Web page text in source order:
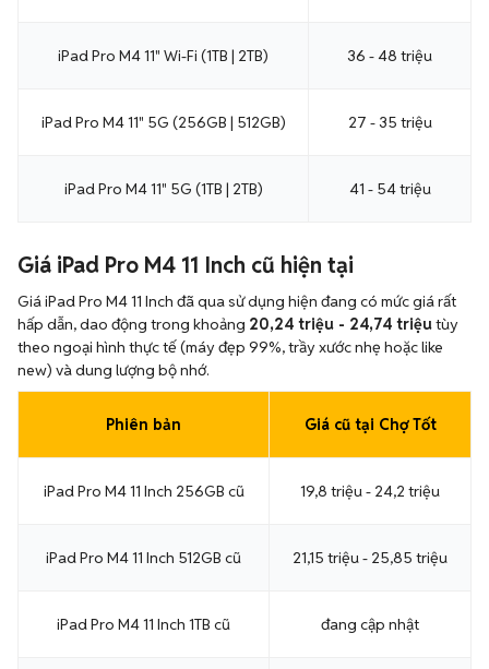
iPad Pro M4 11" Wi-Fi (1TB | 2TB) 36 - 48 triệu
iPad Pro M4 11" 5G (256GB | 512GB) 27 - 35 triệu
iPad Pro M4 11" 5G (1TB | 2TB) 41 - 54 triệu
Giá iPad Pro M4 11 Inch cũ hiện tại
Giá iPad Pro M4 11 Inch đã qua sử dụng hiện đang có mức giá rất
hấp dẫn, dao động trong khoảng 20,24 triệu - 24,74 triệutùy
theo ngoại hình thực tế (máy đẹp 99%, trầy xước nhẹ hoặc like
new) và dung lượng bộ nhớ.
Phiên bản Giá cũ tại Chợ Tốt
iPad Pro M4 11 Inch 256GB cũ 19,8 triệu - 24,2 triệu
iPad Pro M4 11 Inch 512GB cũ 21,15 triệu - 25,85 triệu
iPad Pro M4 11 Inch 1TB cũ đang cập nhật